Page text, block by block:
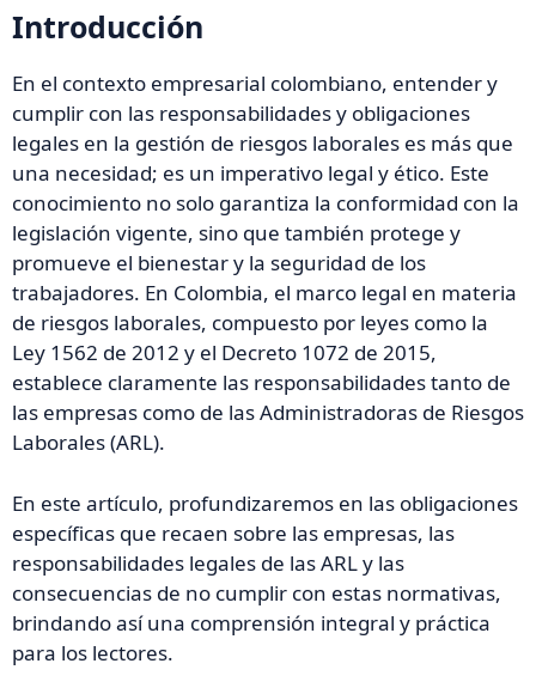
Introducción
En el contexto empresarial colombiano, entender y
cumplir con las responsabilidades y obligaciones
legales en la gestión de riesgos laborales es más que
una necesidad; es un imperativo legal y ético. Este
conocimiento no solo garantiza la conformidad con la
legislación vigente, sino que también protege y
promueve el bienestar y la seguridad de los
trabajadores. En Colombia, el marco legal en materia
de riesgos laborales, compuesto por leyes como la
Ley 1562 de 2012 y el Decreto 1072 de 2015,
establece claramente las responsabilidades tanto de
las empresas como de las Administradoras de Riesgos
Laborales (ARL).
En este artículo, profundizaremos en las obligaciones
específicas que recaen sobre las empresas, las
responsabilidades legales de las ARL y las
consecuencias de no cumplir con estas normativas,
brindando así una comprensión integral y práctica
para los lectores.